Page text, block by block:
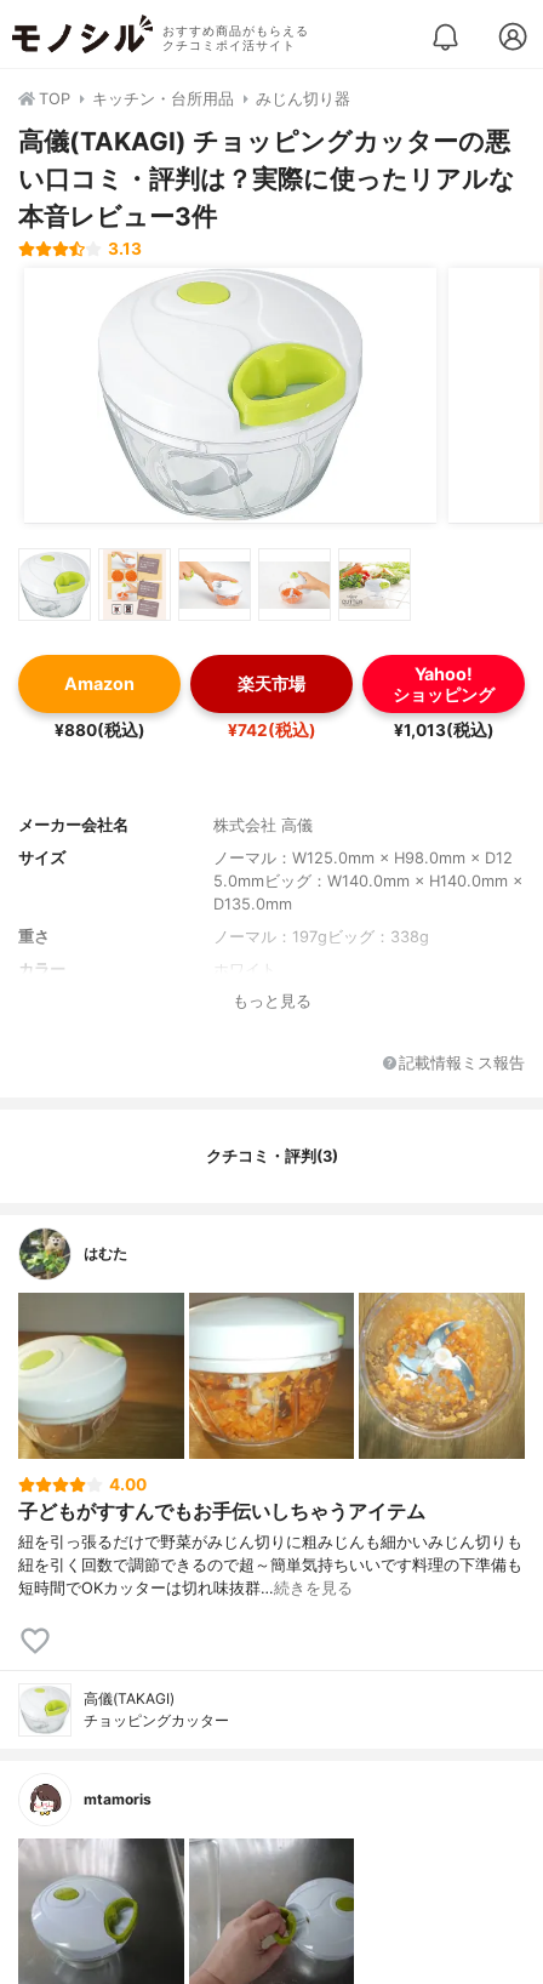
おすすめ商品がもらえる
クチコミポイ活サイト
TOP キッチン・台所用品 みじん切り器
高儀(TAKAGI) チョッピングカッターの悪
い口コミ・評判は？実際に使ったリアルな
本音レビュー3件
3.13
Amazon
¥880(税込)
楽天市場
¥742(税込)
Yahoo!
ショッピング
¥1,013(税込)
メーカー会社名
株式会社 高儀
サイズ
ノーマル：W125.0mm × H98.0mm × D12
5.0mmビッグ：W140.0mm × H140.0mm ×
D135.0mm
重さ
ノーマル：197gビッグ：338g
カラー
ホワイト
ノーマル：400mlビッグ：700ml
もっと見る
記載情報ミス報告
クチコミ・評判(3)
はむた
4.00
子どもがすすんでもお手伝いしちゃうアイテム
紐を引っ張るだけで野菜がみじん切りに粗みじんも細かいみじん切りも
紐を引く回数で調節できるので超～簡単気持ちいいです料理の下準備も
短時間でOKカッターは切れ味抜群…続きを見る
高儀(TAKAGI)
チョッピングカッター
mtamoris